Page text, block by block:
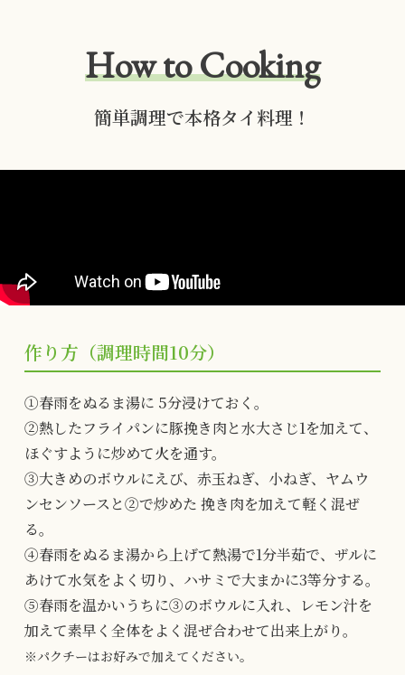
How to Cooking
簡単調理で本格タイ料理！
作り方（調理時間10分）
①春雨をぬるま湯に 5分浸けておく。
②熱したフライパンに豚挽き肉と水大さじ1を加えて、
ほぐすように炒めて火を通す。
③大きめのボウルにえび、赤玉ねぎ、小ねぎ、ヤムウ
ンセンソースと②で炒めた 挽き肉を加えて軽く混ぜ
る。
④春雨をぬるま湯から上げて熱湯で1分半茹で、ザルに
あけて水気をよく切り、ハサミで大まかに3等分する。
⑤春雨を温かいうちに③のボウルに入れ、レモン汁を
加えて素早く全体をよく混ぜ合わせて出来上がり。
※パクチーはお好みで加えてください。